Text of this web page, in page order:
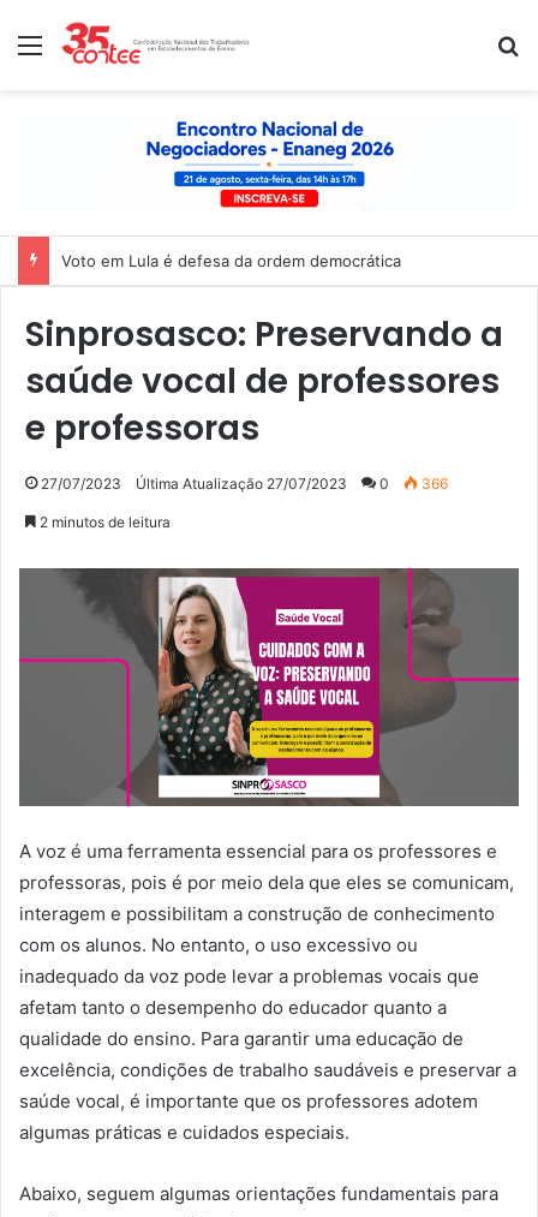
Menu
Voto em Lula é defesa da ordem democrática
Sinprosasco: Preservando a
saúde vocal de professores
e professoras
27/07/2023 Última Atualização 27/07/2023 0 366
2 minutos de leitura
A voz é uma ferramenta essencial para os professores e
professoras, pois é por meio dela que eles se comunicam,
interagem e possibilitam a construção de conhecimento
com os alunos. No entanto, o uso excessivo ou
inadequado da voz pode levar a problemas vocais que
afetam tanto o desempenho do educador quanto a
qualidade do ensino. Para garantir uma educação de
excelência, condições de trabalho saudáveis e preservar a
saúde vocal, é importante que os professores adotem
algumas práticas e cuidados especiais.
Abaixo, seguem algumas orientações fundamentais para